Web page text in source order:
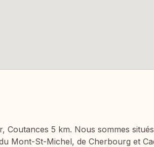
Coutances 5 km. Nous sommes situés
Mont-St-Michel, de Cherbourg et